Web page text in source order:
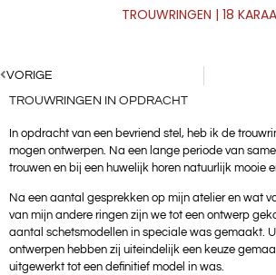
TROUWRINGEN | 18
VORIGE
TROUWRINGEN IN OPDRACHT
In opdracht van een bevriend stel, heb ik de
mogen ontwerpen. Na een lange periode van
trouwen en bij een huwelijk horen natuurlijk mooie
Na een aantal gesprekken op mijn atelier en wat
van mijn andere ringen zijn we tot een ontwerp
aantal schetsmodellen in speciale was gemaakt.
ontwerpen hebben zij uiteindelijk een keuze
uitgewerkt tot een definitief model in was.